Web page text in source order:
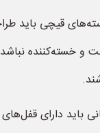
قیچی باید
و خسته‌کننده
باید دارای